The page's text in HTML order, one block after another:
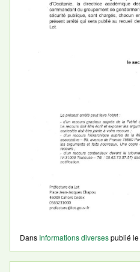
Dans Informations diversespublié le